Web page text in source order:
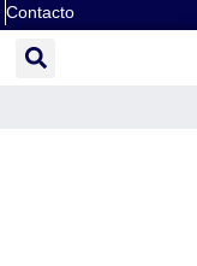
Contacto